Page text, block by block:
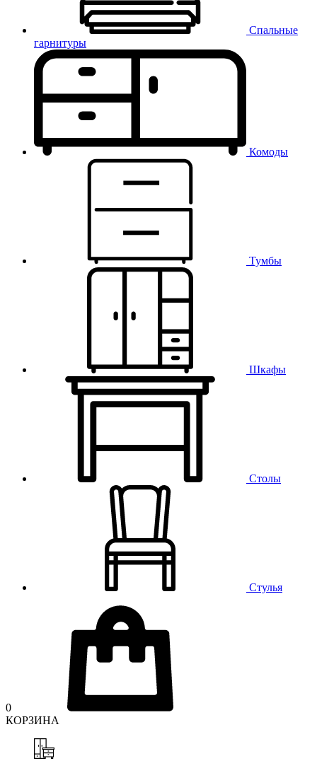
Спальные
гарнитуры
Комоды
Тумбы
Шкафы
Столы
Стулья
0
КОРЗИНА